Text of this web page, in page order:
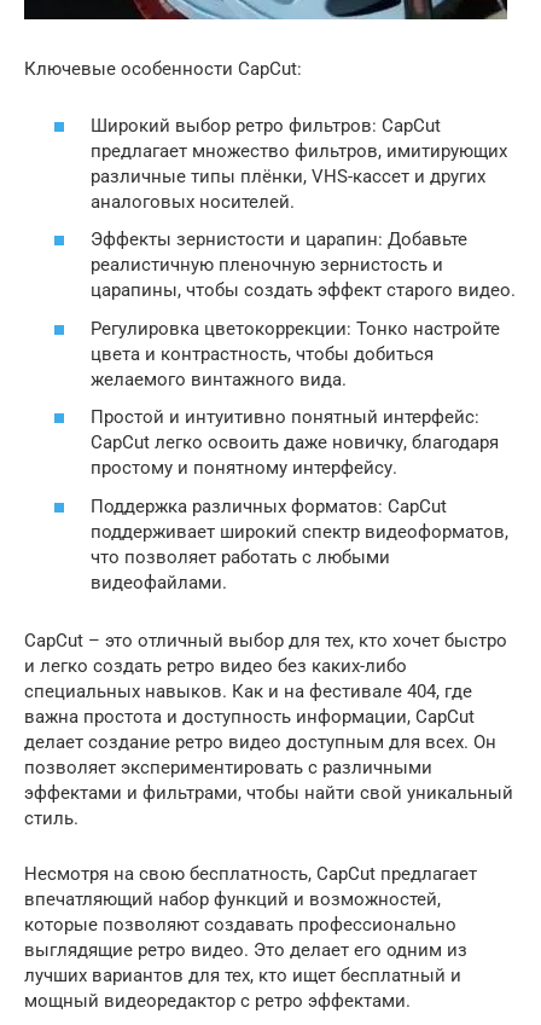
Ключевые особенности CapCut:
Широкий выбор ретро фильтров: CapCut
предлагает множество фильтров, имитирующих
различные типы плёнки, VHS-кассет и других
аналоговых носителей.
Эффекты зернистости и царапин: Добавьте
реалистичную пленочную зернистость и
царапины, чтобы создать эффект старого видео.
Регулировка цветокоррекции: Тонко настройте
цвета и контрастность, чтобы добиться
желаемого винтажного вида.
Простой и интуитивно понятный интерфейс:
CapCut легко освоить даже новичку, благодаря
простому и понятному интерфейсу.
Поддержка различных форматов: CapCut
поддерживает широкий спектр видеоформатов,
что позволяет работать с любыми
видеофайлами.
CapCut – это отличный выбор для тех, кто хочет быстро
и легко создать ретро видео без каких-либо
специальных навыков. Как и на фестивале 404, где
важна простота и доступность информации, CapCut
делает создание ретро видео доступным для всех. Он
позволяет экспериментировать с различными
эффектами и фильтрами, чтобы найти свой уникальный
стиль.
Несмотря на свою бесплатность, CapCut предлагает
впечатляющий набор функций и возможностей,
которые позволяют создавать профессионально
выглядящие ретро видео. Это делает его одним из
лучших вариантов для тех, кто ищет бесплатный и
мощный видеоредактор с ретро эффектами.